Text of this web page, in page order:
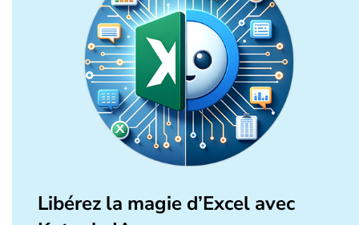
Libérez la magie d’Excel avec